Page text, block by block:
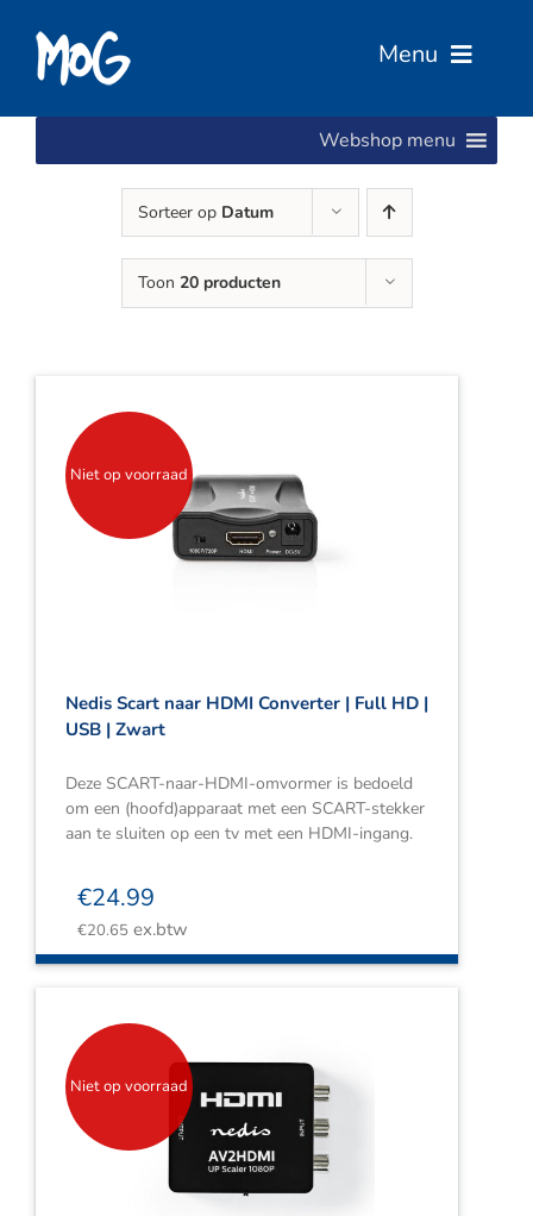
inhoud
Menu
Services
Vacatures
Webshop
Winkelwagen
Webshop menu
Sorteer op Datum
Toon 20 producten
Niet op voorraad
Nedis Scart naar HDMI Converter | Full HD |
USB | Zwart
Deze SCART-naar-HDMI-omvormer is bedoeld
om een (hoofd)apparaat met een SCART-stekker
aan te sluiten op een tv met een HDMI-ingang.
€24.99
€20.65 ex.btw
Niet op voorraad